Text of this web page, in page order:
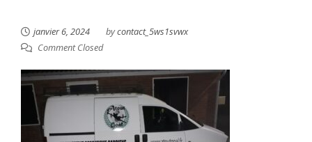
janvier 6, 2024 bycontact_5ws1svwx
Comment Closed